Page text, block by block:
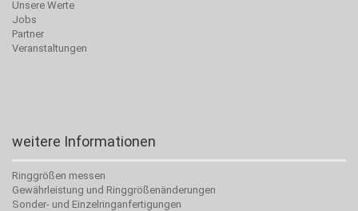
Unsere Werte
Jobs
Partner
Veranstaltungen
weitere Informationen
Ringgrößen messen
Gewährleistung und Ringgrößenänderungen
Sonder- und Einzelringanfertigungen